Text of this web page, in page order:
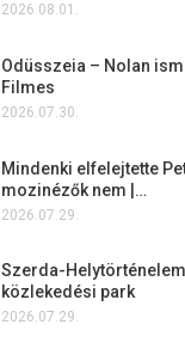
2026.08.01.
Odüsszeia – Nolan
Filmes
2026.07.30.
Mindenki elfelejtette
mozinézők nem |…
2026.07.29.
Szerda-Helytörténelem
közlekedési park
2026.07.29.